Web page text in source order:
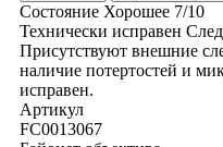
Состояние Хорошее 7/10
Технически исправен
Присутствуют внешние
наличие потертостей и
исправен.
Артикул
FC0013067